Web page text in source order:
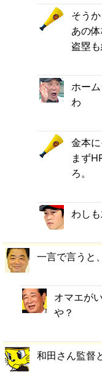
そう
あの
盗塁も
ホー
わ
金本
まず
ろ。
わし
一言で言うと
オマエが
や？
和田さん監督